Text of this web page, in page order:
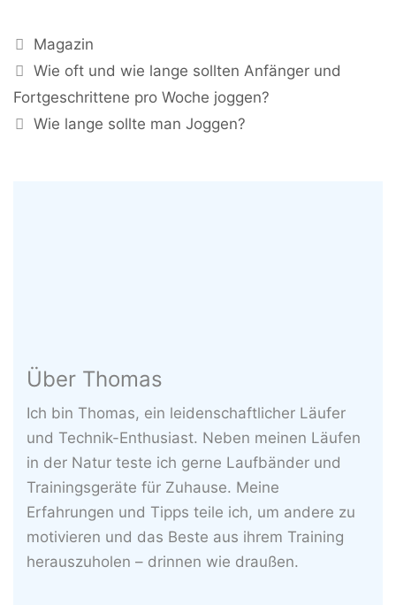
Kategorien
Magazin
Wie oft und wie lange sollten Anfänger und
Fortgeschrittene pro Woche joggen?
Wie lange sollte man Joggen?
Über Thomas
Ich bin Thomas, ein leidenschaftlicher Läufer
und Technik-Enthusiast. Neben meinen Läufen
in der Natur teste ich gerne Laufbänder und
Trainingsgeräte für Zuhause. Meine
Erfahrungen und Tipps teile ich, um andere zu
motivieren und das Beste aus ihrem Training
herauszuholen – drinnen wie draußen.